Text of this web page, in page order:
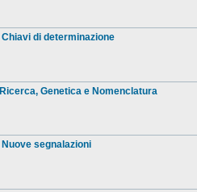
Chiavi di determinazione
Ricerca, Genetica e Nomenclatura
Nuove segnalazioni